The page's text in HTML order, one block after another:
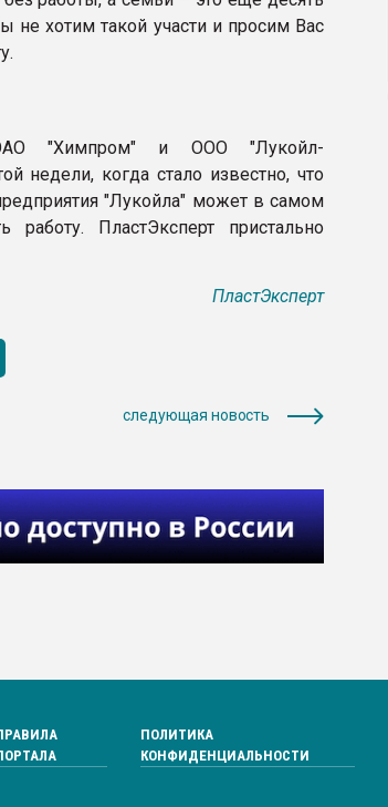
хотим такой участи и просим Вас
"Химпром" и ООО "Лукойл-
недели, когда стало известно, что
"Лукойла" может в самом
ПластЭксперт пристально
ПластЭксперт
следующая новость
ПОЛИТИКА
КОНФИДЕНЦИАЛЬНОСТИ